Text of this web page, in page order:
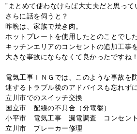
”まとめて使わなけらば大丈夫だと思って
さらに話を伺うと？
昨晩は、家族で焼き肉。
ホットプレートを使用したとのことでした
キッチンエリアのコンセントの追加工事
大きな事故にならなくて良かったですね！
電気工事ＩＮＧでは、このような事故を
連するトラブル後のアドバイスも忘れず
立川市でのスイッチ交換
国立市 配線の不具合（分電盤）
小平市 電気工事 漏電調査 コンセン
立川市 ブレーカー修理